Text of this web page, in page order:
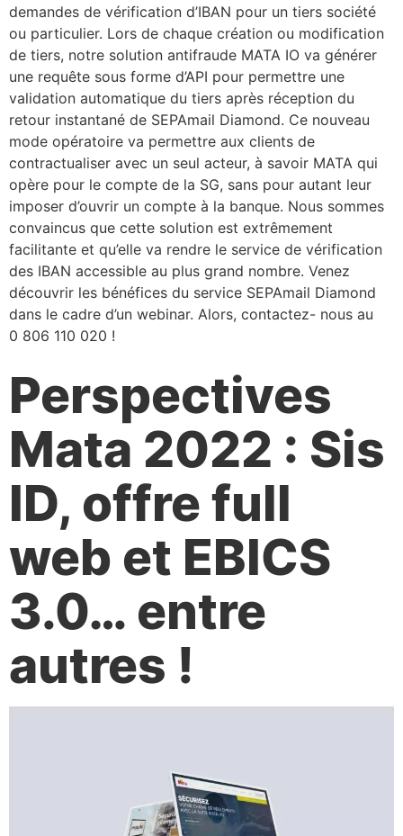
demandes de vérification d’IBAN pour un tiers société
ou particulier. Lors de chaque création ou modification
de tiers, notre solution antifraude MATA IO va générer
une requête sous forme d’API pour permettre une
validation automatique du tiers après réception du
retour instantané de SEPAmail Diamond. Ce nouveau
mode opératoire va permettre aux clients de
contractualiser avec un seul acteur, à savoir MATA qui
opère pour le compte de la SG, sans pour autant leur
imposer d’ouvrir un compte à la banque. Nous sommes
convaincus que cette solution est extrêmement
facilitante et qu’elle va rendre le service de vérification
des IBAN accessible au plus grand nombre. Venez
découvrir les bénéfices du service SEPAmail Diamond
dans le cadre d’un webinar. Alors, contactez- nous au
0 806 110 020 !
Perspectives
Mata 2022 : Sis
ID, offre full
web et EBICS
3.0… entre
autres !